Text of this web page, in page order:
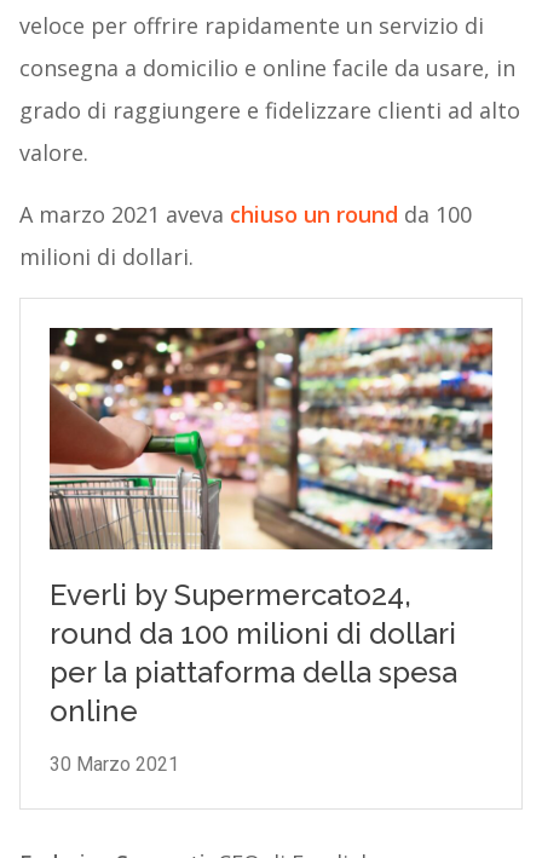
veloce per offrire rapidamente un servizio di
consegna a domicilio e online facile da usare, in
grado di raggiungere e fidelizzare clienti ad alto
valore.
A marzo 2021 aveva chiuso un round da 100
milioni di dollari.